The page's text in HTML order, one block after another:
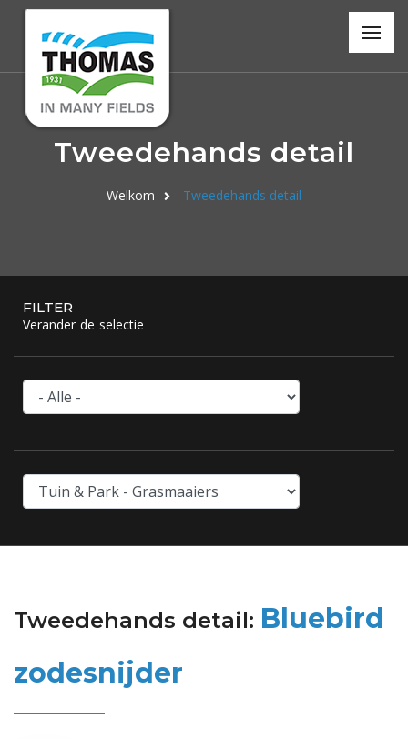
Tweedehands detail
Welkom Tweedehands detail
FILTER
Verander de selectie
Tweedehands detail: Bluebird
zodesnijder